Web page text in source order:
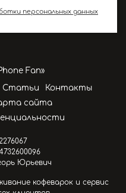
персональных данных
Fan»
Статьи
Контакты
сайта
Юрьевич
кофеварок и сервис